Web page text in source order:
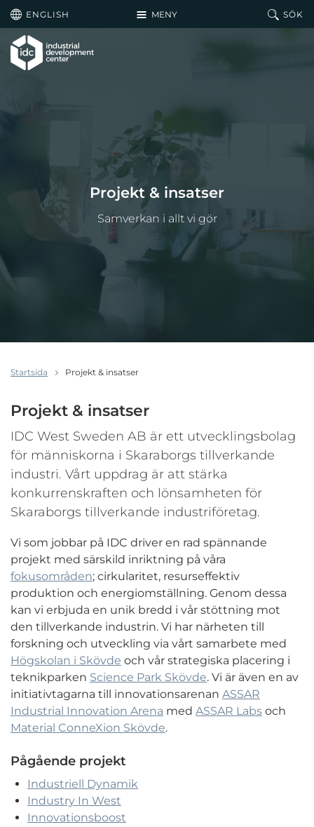
Hoppa till huvudinnehållet
MENY
ENGLISH SÖK
Projekt & insatser
Samverkan i allt vi gör
Startsida Projekt & insatser
Projekt & insatser
IDC West Sweden AB är ett utvecklingsbolag
för människorna i Skaraborgs tillverkande
industri. Vårt uppdrag är att stärka
konkurrenskraften och lönsamheten för
Skaraborgs tillverkande industriföretag.
Vi som jobbar på IDC driver en rad spännande
projekt med särskild inriktning på våra
fokusområden; cirkularitet, resurseffektiv
produktion och energiomställning. Genom dessa
kan vi erbjuda en unik bredd i vår stöttning mot
den tillverkande industrin. Vi har närheten till
forskning och utveckling via vårt samarbete med
Högskolan i Skövde och vår strategiska placering i
teknikparken Science Park Skövde. Vi är även en av
initiativtagarna till innovationsarenan ASSAR
Industrial Innovation Arena med ASSAR Labs och
Material ConneXion Skövde.
Pågående projekt
Industriell Dynamik
Industry In West
Innovationsboost